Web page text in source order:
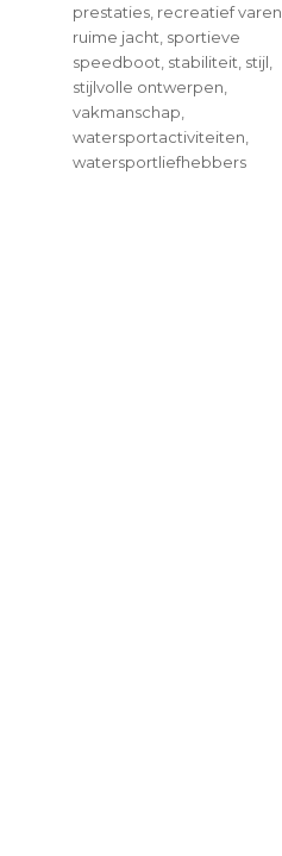
prestaties recreatief varen
ruime jacht sportieve
speedboot stabiliteit stijl
stijlvolle ontwerpen
vakmanschap
watersportactiviteiten
watersportliefhebbers